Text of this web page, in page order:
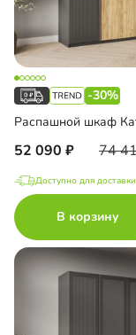
-30%
Распашной шкаф
52 090 74
Доступно для доставки
В корзину